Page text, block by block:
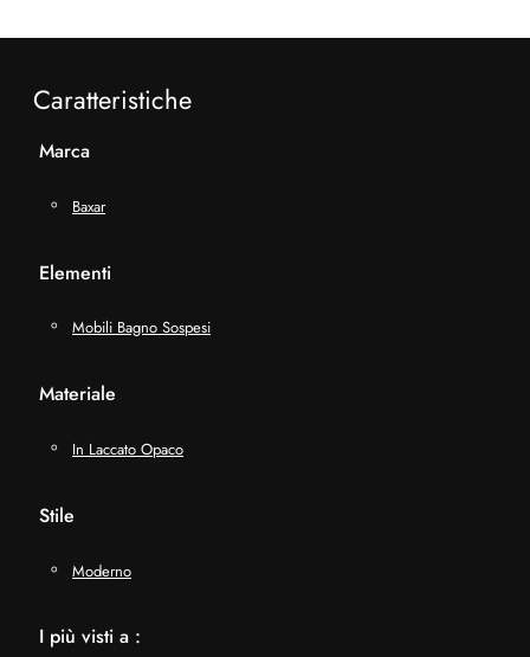
Caratteristiche
Marca
Baxar
Elementi
Mobili Bagno Sospesi
Materiale
In Laccato Opaco
Stile
Moderno
I più visti a :